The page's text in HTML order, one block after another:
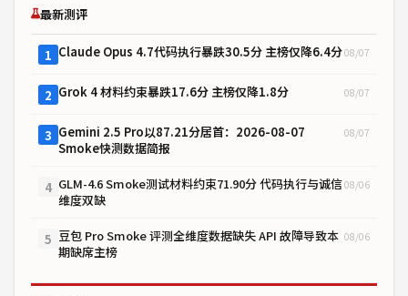
最新测评
1 Claude Opus 4.7代码执行暴跌30.5分 主榜仅降6.4分08/07
2 Grok 4 材料约束暴跌17.6分 主榜仅降1.8分 08/07
3 Gemini 2.5 Pro以87.21分居首：2026-08-07
Smoke快测数据简报
08/07
4 GLM-4.6 Smoke测试材料约束71.90分 代码执行与诚信
维度双缺
08/06
5 豆包 Pro Smoke 评测全维度数据缺失 API 故障导致本
期缺席主榜
08/06